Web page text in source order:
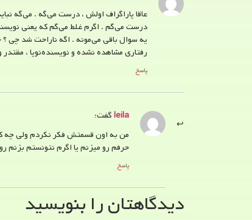
عاقا پاراگراف اولش ، درست می‌گه . می‌گه
درست می‌گم . اگرم غلط می‌گم که یعنی
یه سوال باقی می‌مونه . اگه ناراحت شد چی
رفتاری مشاهده نشده و نویسنده‌نوپا ،
پاسخ
leilaگفت:
من به اون قسمتش فکر نکردم ولی چه
حرفم رو میزنم یا اگرم نتونستم
پاسخ
دیدگاهتان را بنویسید